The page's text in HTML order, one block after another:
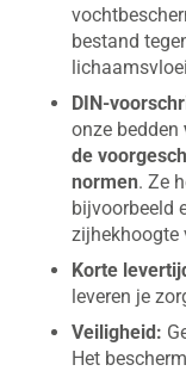
bestand
DIN-
onze bedden
de
normen. Ze
bijvoorbeeld
zijhekhoogte
Korte
leveren je
Veiligheid:
Het